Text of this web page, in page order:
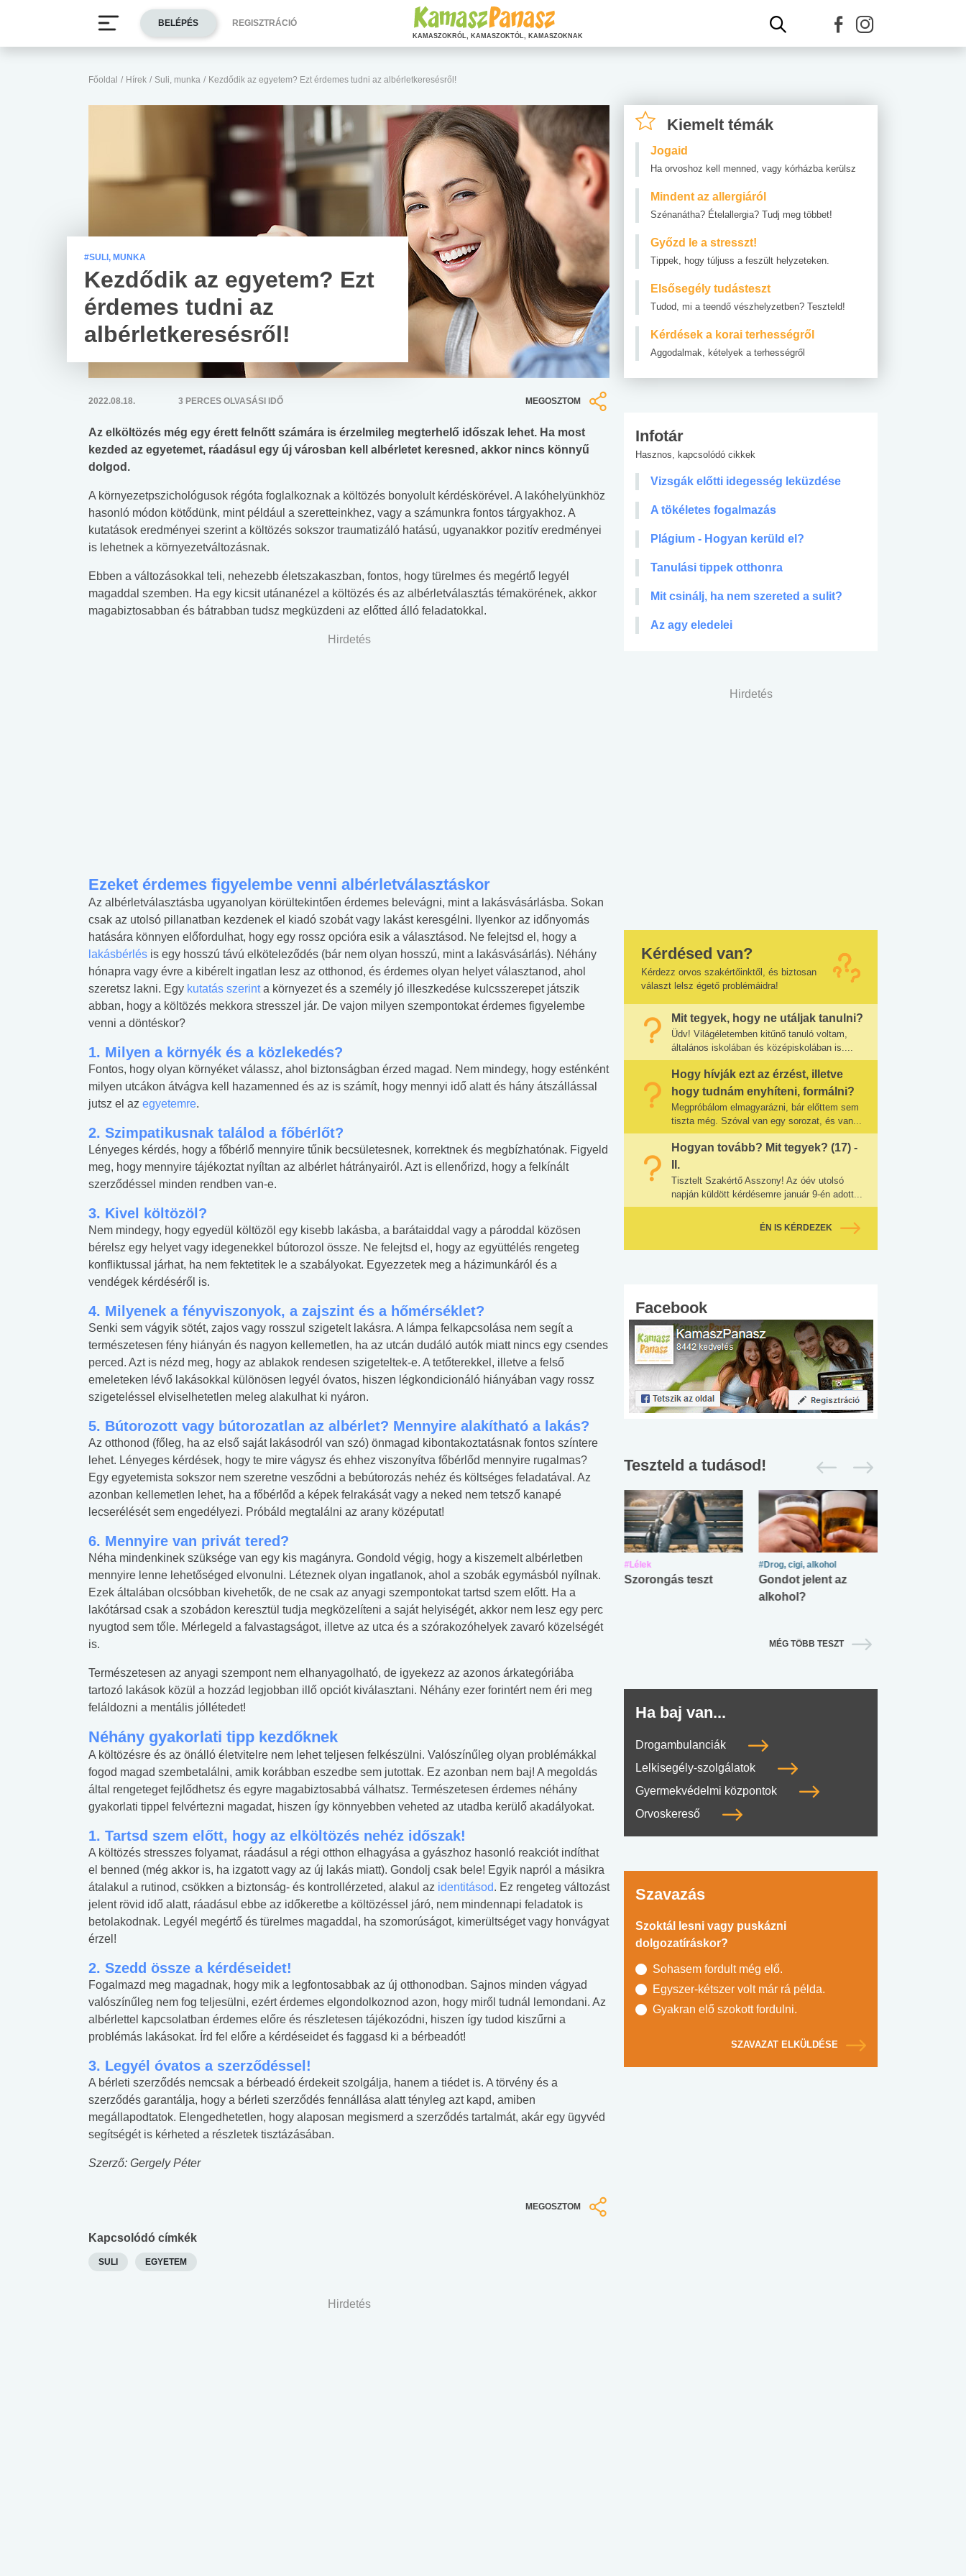
Főoldal / Hírek / Suli, munka / Kezdődik az egyetem? Ezt érdemes tudni az albérletkeresésről!
#SULI, MUNKA
Kezdődik az egyetem? Ezt
érdemes tudni az
albérletkeresésről!
2022.08.18. 3 PERCES OLVASÁSI IDŐ MEGOSZTOM
Az elköltözés még egy érett felnőtt számára is érzelmileg megterhelő időszak lehet. Ha most
kezded az egyetemet, ráadásul egy új városban kell albérletet keresned, akkor nincs könnyű
dolgod.
A környezetpszichológusok régóta foglalkoznak a költözés bonyolult kérdéskörével. A lakóhelyünkhöz
hasonló módon kötődünk, mint például a szeretteinkhez, vagy a számunkra fontos tárgyakhoz. A
kutatások eredményei szerint a költözés sokszor traumatizáló hatású, ugyanakkor pozitív eredményei
is lehetnek a környezetváltozásnak.
Ebben a változásokkal teli, nehezebb életszakaszban, fontos, hogy türelmes és megértő legyél
magaddal szemben. Ha egy kicsit utánanézel a költözés és az albérletválasztás témakörének, akkor
magabiztosabban és bátrabban tudsz megküzdeni az előtted álló feladatokkal.
Hirdetés
Ezeket érdemes figyelembe venni albérletválasztáskor
Az albérletválasztásba ugyanolyan körültekintően érdemes belevágni, mint a lakásvásárlásba. Sokan
csak az utolsó pillanatban kezdenek el kiadó szobát vagy lakást keresgélni. Ilyenkor az időnyomás
hatására könnyen előfordulhat, hogy egy rossz opcióra esik a választásod. Ne felejtsd el, hogy a
lakásbérlés is egy hosszú távú elköteleződés (bár nem olyan hosszú, mint a lakásvásárlás). Néhány
hónapra vagy évre a kibérelt ingatlan lesz az otthonod, és érdemes olyan helyet választanod, ahol
szeretsz lakni. Egy kutatás szerinta környezet és a személy jó illeszkedése kulcsszerepet játszik
abban, hogy a költözés mekkora stresszel jár. De vajon milyen szempontokat érdemes figyelembe
venni a döntéskor?
1. Milyen a környék és a közlekedés?
Fontos, hogy olyan környéket válassz, ahol biztonságban érzed magad. Nem mindegy, hogy esténként
milyen utcákon átvágva kell hazamenned és az is számít, hogy mennyi idő alatt és hány átszállással
jutsz el az egyetemre.
2. Szimpatikusnak találod a főbérlőt?
Lényeges kérdés, hogy a főbérlő mennyire tűnik becsületesnek, korrektnek és megbízhatónak. Figyeld
meg, hogy mennyire tájékoztat nyíltan az albérlet hátrányairól. Azt is ellenőrizd, hogy a felkínált
szerződéssel minden rendben van-e.
3. Kivel költözöl?
Nem mindegy, hogy egyedül költözöl egy kisebb lakásba, a barátaiddal vagy a pároddal közösen
bérelsz egy helyet vagy idegenekkel bútorozol össze. Ne felejtsd el, hogy az együttélés rengeteg
konfliktussal járhat, ha nem fektetitek le a szabályokat. Egyezzetek meg a házimunkáról és a
vendégek kérdéséről is.
4. Milyenek a fényviszonyok, a zajszint és a hőmérséklet?
Senki sem vágyik sötét, zajos vagy rosszul szigetelt lakásra. A lámpa felkapcsolása nem segít a
természetesen fény hiányán és nagyon kellemetlen, ha az utcán dudáló autók miatt nincs egy csendes
perced. Azt is nézd meg, hogy az ablakok rendesen szigeteltek-e. A tetőterekkel, illetve a felső
emeleteken lévő lakásokkal különösen legyél óvatos, hiszen légkondicionáló hiányában vagy rossz
szigeteléssel elviselhetetlen meleg alakulhat ki nyáron.
5. Bútorozott vagy bútorozatlan az albérlet? Mennyire alakítható a lakás?
Az otthonod (főleg, ha az első saját lakásodról van szó) önmagad kibontakoztatásnak fontos színtere
lehet. Lényeges kérdések, hogy te mire vágysz és ehhez viszonyítva főbérlőd mennyire rugalmas?
Egy egyetemista sokszor nem szeretne vesződni a bebútorozás nehéz és költséges feladatával. Az
azonban kellemetlen lehet, ha a főbérlőd a képek felrakását vagy a neked nem tetsző kanapé
lecserélését sem engedélyezi. Próbáld megtalálni az arany középutat!
6. Mennyire van privát tered?
Néha mindenkinek szüksége van egy kis magányra. Gondold végig, hogy a kiszemelt albérletben
mennyire lenne lehetőséged elvonulni. Léteznek olyan ingatlanok, ahol a szobák egymásból nyílnak.
Ezek általában olcsóbban kivehetők, de ne csak az anyagi szempontokat tartsd szem előtt. Ha a
lakótársad csak a szobádon keresztül tudja megközelíteni a saját helyiségét, akkor nem lesz egy perc
nyugtod sem tőle. Mérlegeld a falvastagságot, illetve az utca és a szórakozóhelyek zavaró közelségét
is.
Természetesen az anyagi szempont nem elhanyagolható, de igyekezz az azonos árkategóriába
tartozó lakások közül a hozzád legjobban illő opciót kiválasztani. Néhány ezer forintért nem éri meg
feláldozni a mentális jóllétedet!
Néhány gyakorlati tipp kezdőknek
A költözésre és az önálló életvitelre nem lehet teljesen felkészülni. Valószínűleg olyan problémákkal
fogod magad szembetalálni, amik korábban eszedbe sem jutottak. Ez azonban nem baj! A megoldás
által rengeteget fejlődhetsz és egyre magabiztosabbá válhatsz. Természetesen érdemes néhány
gyakorlati tippel felvértezni magadat, hiszen így könnyebben veheted az utadba kerülő akadályokat.
1. Tartsd szem előtt, hogy az elköltözés nehéz időszak!
A költözés stresszes folyamat, ráadásul a régi otthon elhagyása a gyászhoz hasonló reakciót indíthat
el benned (még akkor is, ha izgatott vagy az új lakás miatt). Gondolj csak bele! Egyik napról a másikra
átalakul a rutinod, csökken a biztonság- és kontrollérzeted, alakul az identitásod. Ez rengeteg változást
jelent rövid idő alatt, ráadásul ebbe az időkeretbe a költözéssel járó, nem mindennapi feladatok is
betolakodnak. Legyél megértő és türelmes magaddal, ha szomorúságot, kimerültséget vagy honvágyat
érzel!
2. Szedd össze a kérdéseidet!
Fogalmazd meg magadnak, hogy mik a legfontosabbak az új otthonodban. Sajnos minden vágyad
valószínűleg nem fog teljesülni, ezért érdemes elgondolkoznod azon, hogy miről tudnál lemondani. Az
albérlettel kapcsolatban érdemes előre és részletesen tájékozódni, hiszen így tudod kiszűrni a
problémás lakásokat. Írd fel előre a kérdéseidet és faggasd ki a bérbeadót!
3. Legyél óvatos a szerződéssel!
A bérleti szerződés nemcsak a bérbeadó érdekeit szolgálja, hanem a tiédet is. A törvény és a
szerződés garantálja, hogy a bérleti szerződés fennállása alatt tényleg azt kapd, amiben
megállapodtatok. Elengedhetetlen, hogy alaposan megismerd a szerződés tartalmát, akár egy ügyvéd
segítségét is kérheted a részletek tisztázásában.
Szerző: Gergely Péter
MEGOSZTOM
Kapcsolódó címkék
SULI EGYETEM
Hirdetés
Kiemelt témák
Jogaid
Ha orvoshoz kell menned, vagy kórházba kerülsz
Mindent az allergiáról
Szénanátha? Ételallergia? Tudj meg többet!
Győzd le a stresszt!
Tippek, hogy túljuss a feszült helyzeteken.
Elsősegély tudásteszt
Tudod, mi a teendő vészhelyzetben? Teszteld!
Kérdések a korai terhességről
Aggodalmak, kételyek a terhességről
Infotár
Hasznos, kapcsolódó cikkek
Vizsgák előtti idegesség leküzdése
A tökéletes fogalmazás
Plágium - Hogyan kerüld el?
Tanulási tippek otthonra
Mit csinálj, ha nem szereted a sulit?
Az agy eledelei
Hirdetés
Kérdésed van?
Kérdezz orvos szakértőinktől, és biztosan
választ lelsz égető problémáidra!
Mit tegyek, hogy ne utáljak tanulni?
Üdv! Világéletemben kitűnő tanuló voltam,
általános iskolában és középiskolában is....
Hogy hívják ezt az érzést, illetve
hogy tudnám enyhíteni, formálni?
Megpróbálom elmagyarázni, bár előttem sem
tiszta még. Szóval van egy sorozat, és van...
Hogyan tovább? Mit tegyek? (17) -
II.
Tisztelt Szakértő Asszony! Az óév utolsó
napján küldött kérdésemre január 9-én adott...
ÉN IS KÉRDEZEK
Facebook
Teszteld a tudásod!
#Zöldövezet
Mekkora az ökológiai
lábnyomod?
#Betegségek
Elsősegély
tudásteszt
#Suli, munka
Angol középfokú
nyelvvizsga teszt -
No.42
#Suli, munka
Internet-függőség
teszt
#Lélek
Szorongás teszt
#Drog, cigi, alkohol
Gondot jelent az
alkohol?
MÉG TÖBB TESZT
Ha baj van...
Drogambulanciák
Lelkisegély-szolgálatok
Gyermekvédelmi központok
Orvoskereső
Szavazás
Szoktál lesni vagy puskázni
dolgozatíráskor?
Sohasem fordult még elő.
Egyszer-kétszer volt már rá példa.
Gyakran elő szokott fordulni.
SZAVAZAT ELKÜLDÉSE
BELÉPÉS REGISZTRÁCIÓ
KAMASZOKRÓL, KAMASZOKTÓL, KAMASZOKNAK